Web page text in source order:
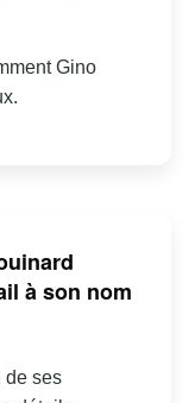
Gino
à son nom
de ses